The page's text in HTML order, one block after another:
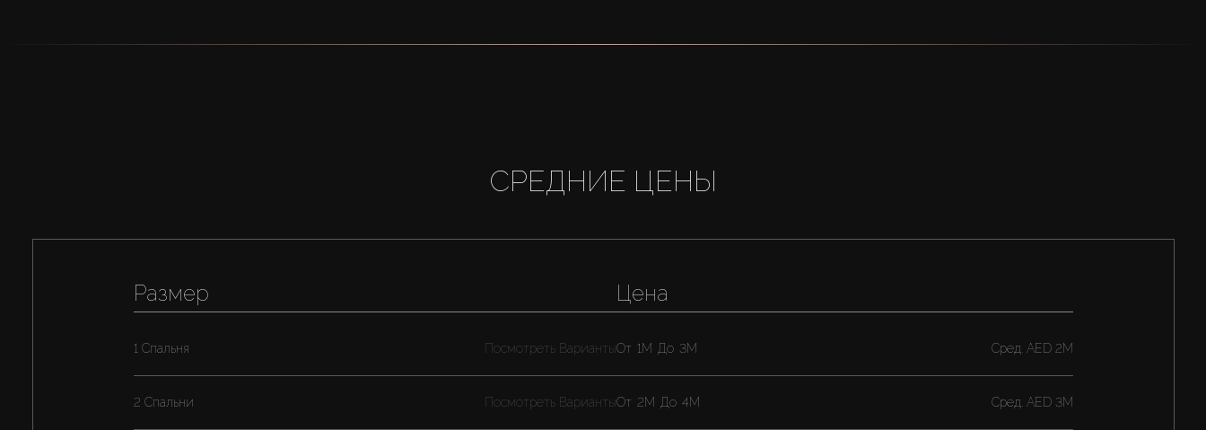
СРЕДНИЕ ЦЕНЫ
Размер
1 Спальня Посмотреть Варианты
2 Спальни Посмотреть Варианты
Цена
От 1M До 3M Cред. AED 2M
От 2M До 4M Cред. AED 3M